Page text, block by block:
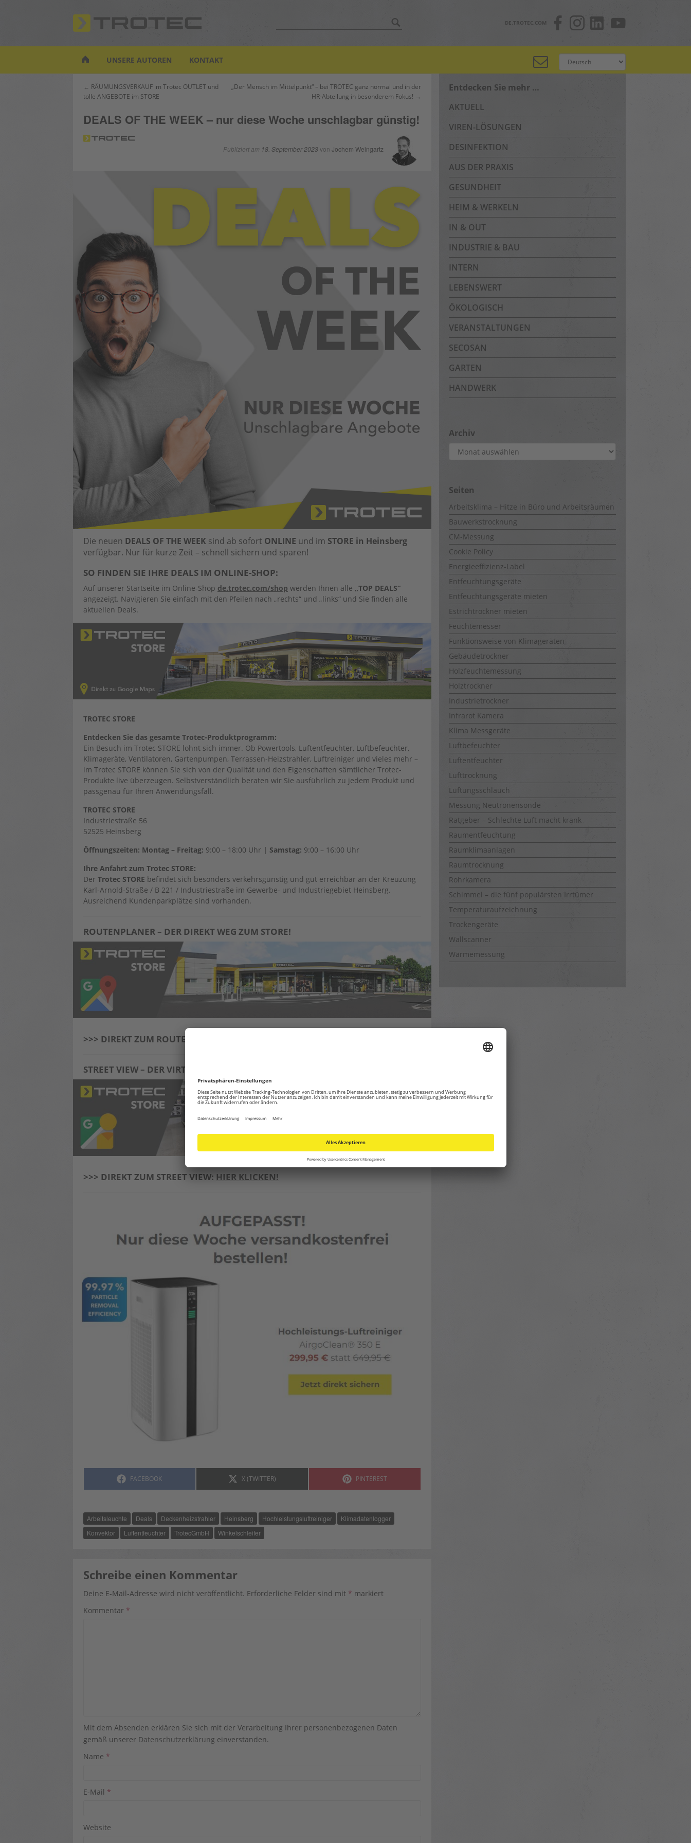
m
DE.TROTEC.COM
UNSERE AUTOREN KONTAKT
Beitrags-
Navigation
← RÄUMUNGSVERKAUF im Trotec OUTLET und
tolle ANGEBOTE im STORE
„Der Mensch im Mittelpunkt“ – bei TROTEC ganz normal und in der
HR-Abteilung in besonderem Fokus! →
DEALS OF THE WEEK – nur diese Woche unschlagbar günstig!
Publiziert am 18. September 2023von Jochem Weingartz
Die neuen DEALS OF THE WEEK sind ab sofort ONLINE und im STORE in Heinsberg
verfügbar. Nur für kurze Zeit – schnell sichern und sparen!
SO FINDEN SIE IHRE DEALS IM ONLINE-SHOP:
Auf unserer Startseite im Online-Shop de.trotec.com/shop werden Ihnen alle „TOP DEALS“
angezeigt. Navigieren Sie einfach mit den Pfeilen nach „rechts“ und „links“ und Sie finden alle
aktuellen Deals.
TROTEC STORE
Entdecken Sie das gesamte Trotec-Produktprogramm:
Ein Besuch im Trotec STORE lohnt sich immer. Ob Powertools, Luftentfeuchter, Luftbefeuchter,
Klimageräte, Ventilatoren, Gartenpumpen, Terrassen-Heizstrahler, Luftreiniger und vieles mehr –
im Trotec STORE können Sie sich von der Qualität und den Eigenschaften sämtlicher Trotec-
Produkte live überzeugen. Selbstverständlich beraten wir Sie ausführlich zu jedem Produkt und
passgenau für Ihren Anwendungsfall.
TROTEC STORE
Industriestraße 56
52525 Heinsberg
Öffnungszeiten: Montag – Freitag: 9:00 – 18:00 Uhr | Samstag: 9:00 – 16:00 Uhr
Ihre Anfahrt zum Trotec STORE:
Der Trotec STORE befindet sich besonders verkehrsgünstig und gut erreichbar an der Kreuzung
Karl-Arnold-Straße / B 221 / Industriestraße im Gewerbe- und Industriegebiet Heinsberg.
Ausreichend Kundenparkplätze sind vorhanden.
ROUTENPLANER – DER DIREKT WEG ZUM STORE!
>>> DIREKT ZUM ROUTENPLANER:
STREET VIEW – DER VIRTUELLE RUNDGANG!
>>> DIREKT ZUM STREET VIEW: HIER KLICKEN!
SHARE
FACEBOOK SHARE
ON
X (TWITTER) SHARE
PINTEREST
Arbeitsleuchte Deals Deckenheizstrahler Heinsberg Hochleistungsluftreiniger
Klimadatenlogger
Konvektor
Luftentfeuchter TrotecGmbH Winkelschleifer
Schreibe einen Kommentar
Deine E-Mail-Adresse wird nicht veröffentlicht. Erforderliche Felder sind mit * markiert
Kommentar *
Mit dem Absenden erklären Sie sich mit der Verarbeitung Ihrer personenbezogenen Daten
gemäß unserer Datenschutzerklärung einverstanden.
Name *
E-Mail *
Website
Entdecken Sie mehr …
AKTUELL
VIREN-LÖSUNGEN
DESINFEKTION
AUS DER PRAXIS
GESUNDHEIT
HEIM & WERKELN
IN & OUT
INDUSTRIE & BAU
INTERN
LEBENSWERT
ÖKOLOGISCH
VERANSTALTUNGEN
SECOSAN
GARTEN
HANDWERK
Archiv
Archiv
Seiten
Arbeitsklima – Hitze in Büro und Arbeitsräumen
Bauwerkstrocknung
CM-Messung
Cookie Policy
Energieeffizienz-Label
Entfeuchtungsgeräte
Entfeuchtungsgeräte mieten
Estrichtrockner mieten
Feuchtemesser
Funktionsweise von Klimageräten
Gebäudetrockner
Holzfeuchtemessung
Holztrockner
Industrietrockner
Infrarot Kamera
Klima Messgeräte
Luftbefeuchter
Luftentfeuchter
Lufttrocknung
Lüftungsschlauch
Messung Neutronensonde
Ratgeber – Schlechte Luft macht krank
Raumentfeuchtung
Raumklimaanlagen
Raumtrocknung
Rohrkamera
Schimmel – die fünf populärsten Irrtümer
Temperaturaufzeichnung
Trockengeräte
Wallscanner
Wärmemessung